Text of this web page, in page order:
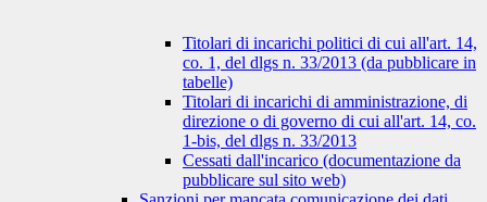
Titolari di incarichi politici di cui all'art. 14,
co. 1, del dlgs n. 33/2013 (da pubblicare in
tabelle)
Titolari di incarichi di amministrazione, di
direzione o di governo di cui all'art. 14, co.
1-bis, del dlgs n. 33/2013
Cessati dall'incarico (documentazione da
pubblicare sul sito web)